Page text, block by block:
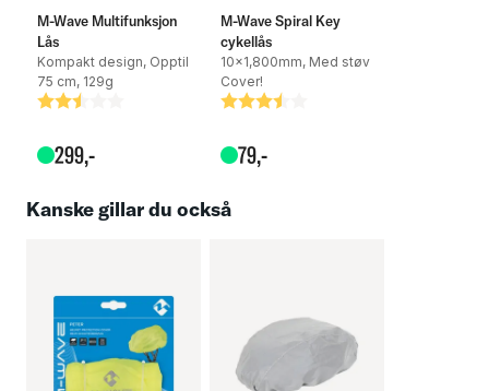
Mått: 185 cm x 15 mm, kabeldiameter 10 - 15 mm
Vikt: 948 gram
M-Wave Multifunksjon
Lås
Kompakt design, Opptil
75 cm, 129g
Betyg:
2.5 utav 5 stjärnor
299,-
M-Wave Spiral Key
cykellås
10x1,800mm, Med støv
Cover!
Betyg:
3.5 utav 5 stjärnor
79,-
Kanske gillar du också